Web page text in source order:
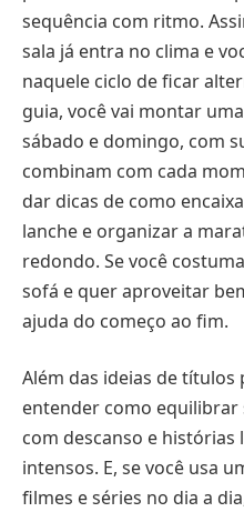
sequência com ritmo.
sala já entra no clima e
naquele ciclo de ficar
guia, você vai montar
sábado e domingo, com
combinam com cada
dar dicas de como
lanche e organizar a
redondo. Se você
sofá e quer aproveitar
ajuda do começo ao fim.
Além das ideias de títulos
entender como equilibrar
com descanso e
intensos. E, se você usa
filmes e séries no dia a